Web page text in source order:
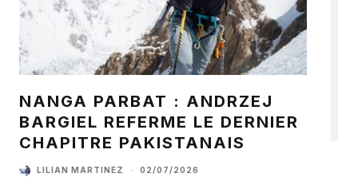
NANGA PARBAT : ANDRZEJ
BARGIEL REFERME LE DERNIER
CHAPITRE PAKISTANAIS
LILIAN MARTINEZ · 02/07/2026